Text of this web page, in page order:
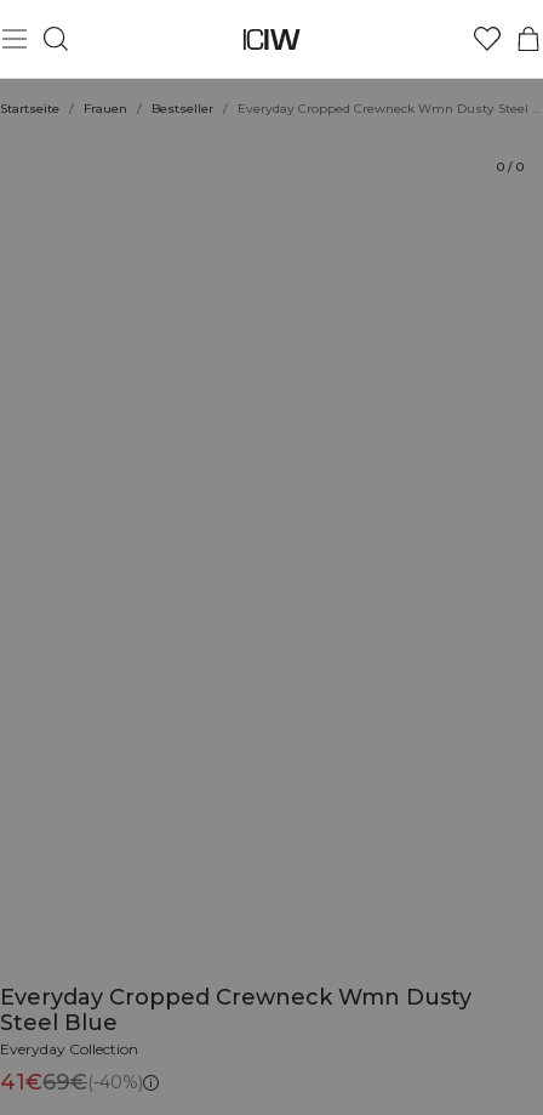
Startseite / Frauen / Bestseller / Everyday Cropped Crewneck Wmn Dusty Steel Blue
0 / 0
Everyday Cropped Crewneck Wmn Dusty
Steel Blue
Everyday Collection
41€69€(-40%)